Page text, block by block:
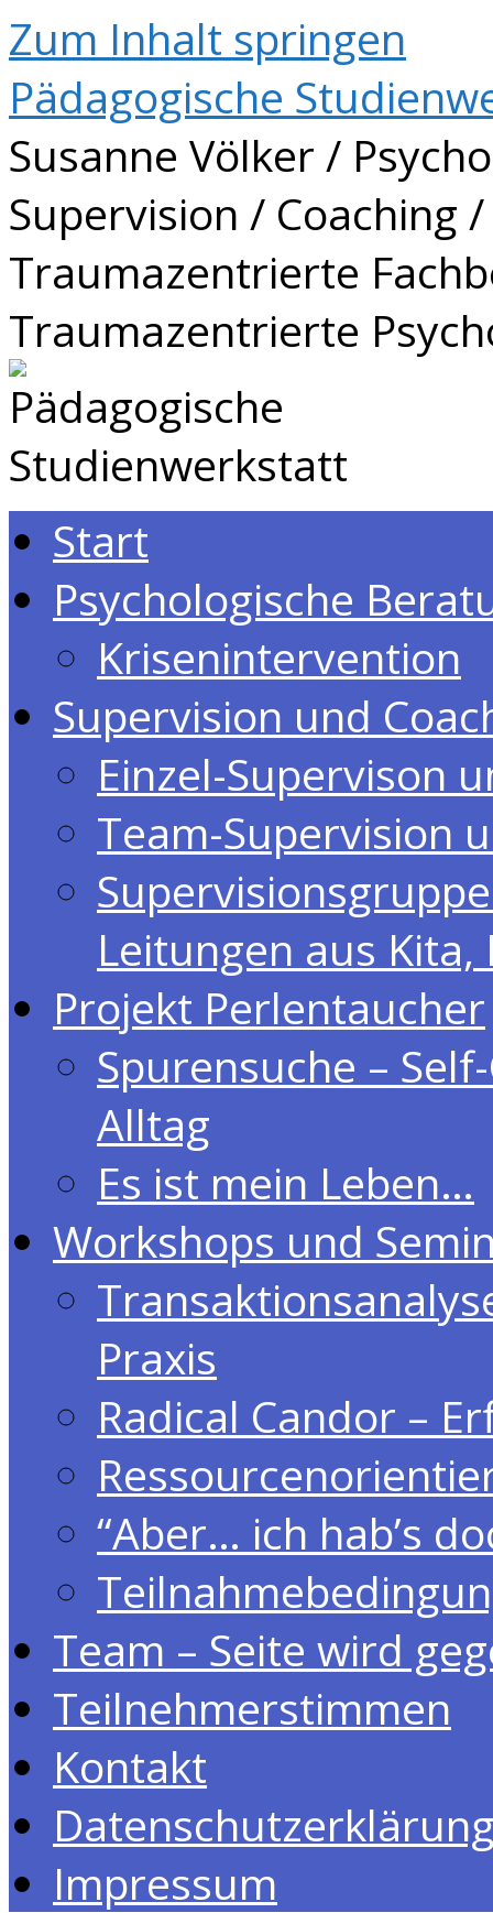
Zum Inhalt springen
Pädagogische
Susanne Völker /
Supervision / Coaching
Traumazentrierte
Traumazentrierte
Start
Psychologische
Krisenintervention
Supervision und
Einzel-Supervison
Team-Supervision
Leitungen aus
Projekt Perlentaucher
Spurensuche –
Alltag
Es ist mein Leben…
Workshops und
Praxis
Radical Candor –
“Aber… ich hab’s
Team – Seite wird
Teilnehmerstimmen
Kontakt
Impressum